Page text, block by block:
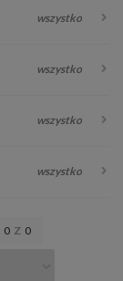
wszystko
wszystko
wszystko
wszystko
0 Z 0